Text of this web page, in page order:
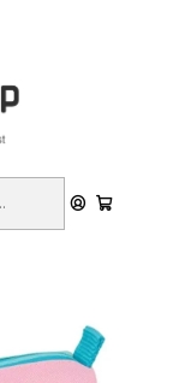
escolar y educativo
-